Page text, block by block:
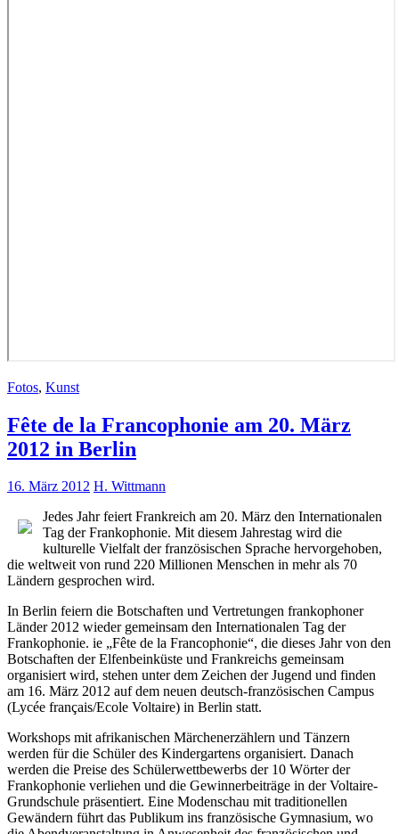
Fotos, Kunst
Fête de la Francophonie am 20. März
2012 in Berlin
16. März 2012 H. Wittmann
Jedes Jahr feiert Frankreich am 20. März den Internationalen
Tag der Frankophonie. Mit diesem Jahrestag wird die
kulturelle Vielfalt der französischen Sprache hervorgehoben,
die weltweit von rund 220 Millionen Menschen in mehr als 70
Ländern gesprochen wird.
In Berlin feiern die Botschaften und Vertretungen frankophoner
Länder 2012 wieder gemeinsam den Internationalen Tag der
Frankophonie. ie „Fête de la Francophonie“, die dieses Jahr von den
Botschaften der Elfenbeinküste und Frankreichs gemeinsam
organisiert wird, stehen unter dem Zeichen der Jugend und finden
am 16. März 2012 auf dem neuen deutsch-französischen Campus
(Lycée français/Ecole Voltaire) in Berlin statt.
Workshops mit afrikanischen Märchenerzählern und Tänzern
werden für die Schüler des Kindergartens organisiert. Danach
werden die Preise des Schülerwettbewerbs der 10 Wörter der
Frankophonie verliehen und die Gewinnerbeiträge in der Voltaire-
Grundschule präsentiert. Eine Modenschau mit traditionellen
Gewändern führt das Publikum ins französische Gymnasium, wo